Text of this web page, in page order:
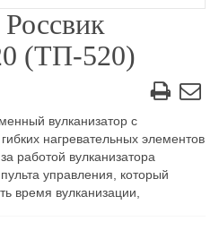
(ТП-520)
вулканизатор с
нагревательных элементов
работой вулканизатора
управления, который
время вулканизации,